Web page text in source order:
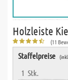
Holzleiste
(11
Staffelpreise
1 Stk.